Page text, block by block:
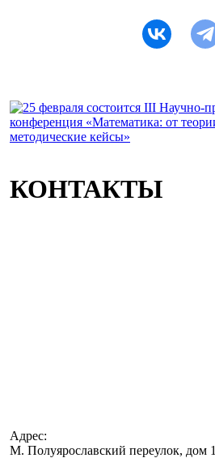
КОНТАКТЫ
Адрес:
М. Полуярославский переулок, дом 1